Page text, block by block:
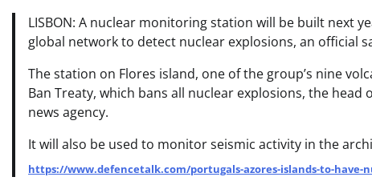
LISBON: A nuclear monitoring station will be built next
global network to detect nuclear explosions, an official
The station on Flores island, one of the group’s nine
Ban Treaty, which bans all nuclear explosions, the head
news agency.
It will also be used to monitor seismic activity in the
https://www.defencetalk.com/portugals-azores-islands-to-have-